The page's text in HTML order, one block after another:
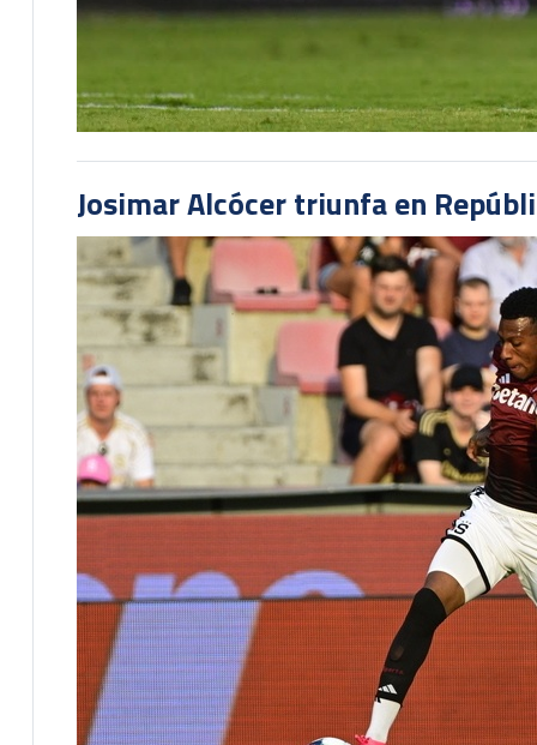
Josimar Alcócer triunfa en